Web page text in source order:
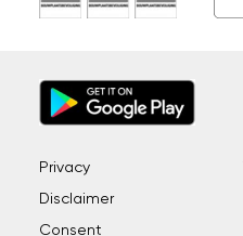
Privacy
Disclaimer
Consent